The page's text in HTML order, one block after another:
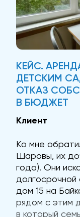
КЕЙС.
ДЕТСКИМ
ОТКАЗ
В БЮДЖЕТ
Клиент
Ко мне
Шаровы, их
года). Они
дом 15 на
рядом с этим
в который